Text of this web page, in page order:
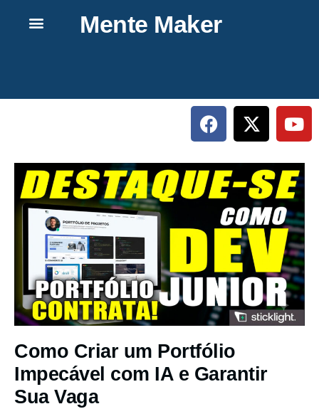
Mente Maker
Como Criar um Portfólio
Impecável com IA e Garantir
Sua Vaga